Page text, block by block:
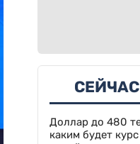
Доллар до 480
каким будет